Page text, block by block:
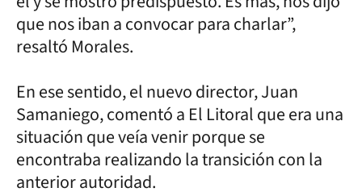
que nos iban a convocar para charlar”,
resaltó Morales.
En ese sentido, el nuevo director, Juan
Samaniego, comentó a El Litoral que era una
situación que veía venir porque se
encontraba realizando la transición con la
anterior autoridad.